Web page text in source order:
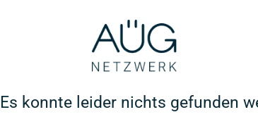
Es konnte leider nichts gefunden